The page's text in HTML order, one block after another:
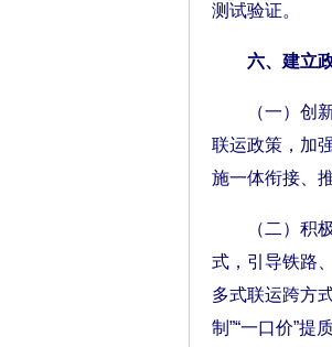
测试验证。
六、建立政
（一）创新
联运政策，加
施一体衔接、
（二）积极
式，引导铁路
多式联运跨方
制”“一口价”提